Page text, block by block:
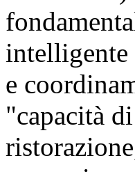
intelligente
e
"capacità